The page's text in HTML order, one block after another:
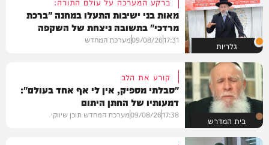
גלריות
מאות בני ישיבות התעלו במחנה "ברכת
מרדכי" בתשובה ניצחת של השקפה
בהירה
17:31
09/08/26מערכת המחדש
בית המדרש
קורע את הלב
"סבלתי מספיק, אין לי אף אחד בעולם":
דמעותיו של החתן היתום
17:38
09/08/26מערכת המחדש תוכן שיווקי